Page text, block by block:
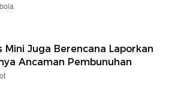
Mini Juga Berencana Laporkan
Ancaman Pembunuhan